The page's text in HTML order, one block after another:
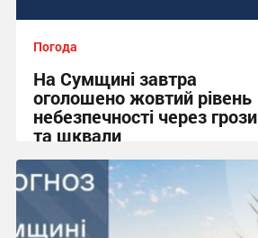
Погода
На Сумщині завтра
оголошено жовтий рівень
небезпечності через грози
та шквали
17:37 вчора